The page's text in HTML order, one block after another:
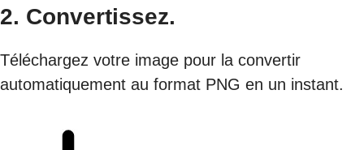
2. Convertissez.
Téléchargez votre image pour la convertir
automatiquement au format PNG en un instant.